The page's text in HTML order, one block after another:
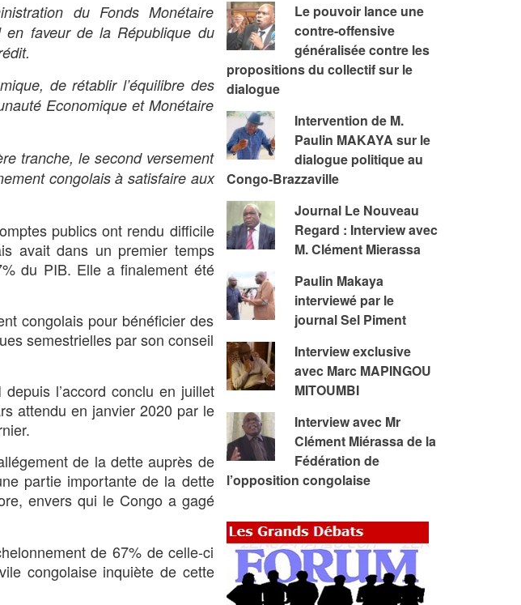
du Fonds Monétaire
en faveur de la République du
de rétablir l’équilibre des
Economique et Monétaire
tranche, le second versement
congolais à satisfaire aux
publics ont rendu difficile
avait dans un premier temps
du PIB. Elle a finalement été
congolais pour bénéficier des
semestrielles par son conseil
l’accord conclu en juillet
attendu en janvier 2020 par le
de la dette auprès de
partie importante de la dette
envers qui le Congo a gagé
de 67% de celle-ci
congolaise inquiète de cette
Le pouvoir lance une
contre-offensive
généralisée contre les
propositions du collectif sur le
dialogue
Intervention de M.
Paulin MAKAYA sur le
dialogue politique au
Congo-Brazzaville
Journal Le Nouveau
Regard : Interview avec
M. Clément Mierassa
Paulin Makaya
interviewé par le
journal Sel Piment
Interview exclusive
avec Marc MAPINGOU
MITOUMBI
Interview avec Mr
Clément Miérassa de la
Fédération de
l’opposition congolaise